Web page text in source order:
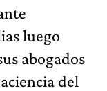
luego
abogados
del